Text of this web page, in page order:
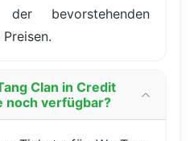
bevorstehenden
Clan in Credit
noch verfügbar?